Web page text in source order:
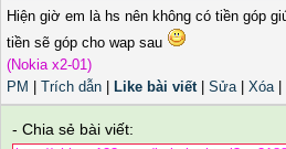
Hiện giờ em là hs nên không có tiền góp
tiền sẽ góp cho wap sau
(Nokia x2-01)
PM
Trích dẫn Like bài viết| Sửa| Xóa|
- Chia sẻ bài viết: